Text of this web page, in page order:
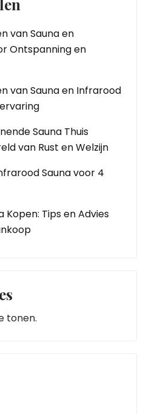
van Sauna en
Ontspanning en
van Sauna en Infrarood
Sauna Thuis
van Rust en Welzijn
Sauna voor 4
Kopen: Tips en Advies
tonen.